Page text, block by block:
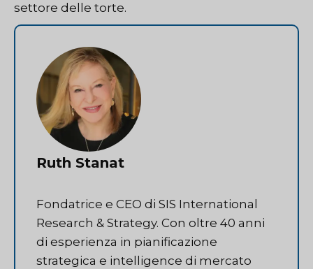
settore delle torte.
Ruth Stanat
Fondatrice e CEO di SIS International
Research & Strategy. Con oltre 40 anni
di esperienza in pianificazione
strategica e intelligence di mercato